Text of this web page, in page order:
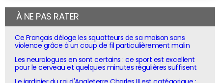
À NE PAS RATER
Ce Français déloge les squatteurs de sa maison sans
violence grâce à un coup de fil particulièrement malin
Les neurologues en sont certains : ce sport est excellent
pour le cerveau et quelques minutes régulières suffisent
Le jardinier du roi d'Angleterre Charles III est catégorique :